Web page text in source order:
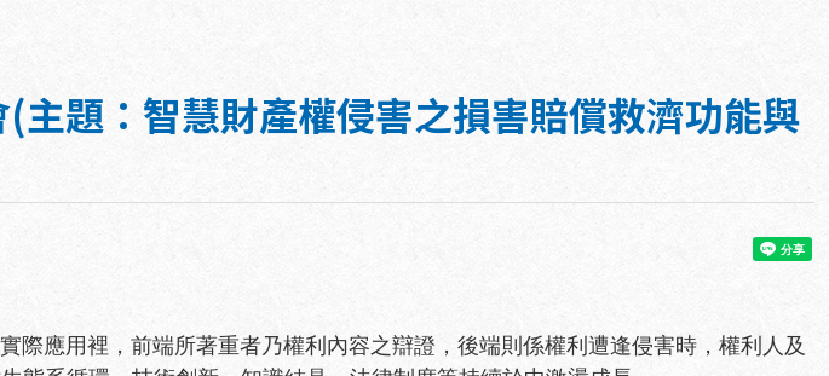
題：智慧財產權侵害之損害賠償救濟功能與
應用裡，前端所著重者乃權利內容之辯證，後端則係權利遭逢侵害時，權利人及